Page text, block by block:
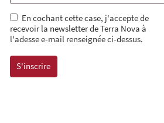
En cochant cette case, j'accepte de
recevoir la newsletter de Terra Nova à
l'adesse e-mail renseignée ci-dessus.